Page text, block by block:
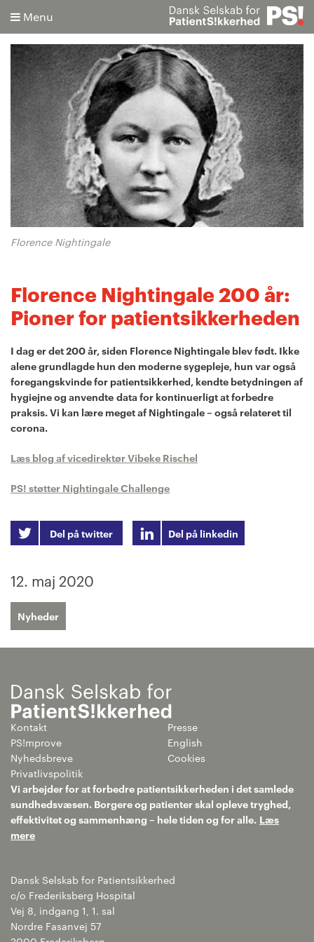
Menu
Søg
Avanceret søgning
Florence Nightingale
Florence Nightingale 200 år:
Pioner for patientsikkerheden
I dag er det 200 år, siden Florence Nightingale blev født. Ikke
alene grundlagde hun den moderne sygepleje, hun var også
foregangskvinde for patientsikkerhed, kendte betydningen af
hygiejne og anvendte data for kontinuerligt at forbedre
praksis. Vi kan lære meget af Nightingale – også relateret til
corona.
Læs blog af vicedirektør Vibeke Rischel
PS! støtter Nightingale Challenge
Del på twitter Del på linkedin
12. maj 2020
Nyheder
Kontakt
Presse
PS!mprove
English
Nyhedsbreve
Cookies
Privatlivspolitik
Vi arbejder for at forbedre patientsikkerheden i det samlede
sundhedsvæsen. Borgere og patienter skal opleve tryghed,
effektivitet og sammenhæng – hele tiden og for alle. Læs
mere
Dansk Selskab for Patientsikkerhed
c/o Frederiksberg Hospital
Vej 8, indgang 1, 1. sal
Nordre Fasanvej 57